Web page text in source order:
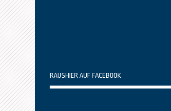
RAUSHIER AUF FACEBOOK